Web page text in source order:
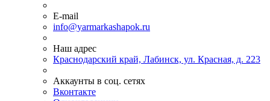
E-mail
info@yarmarkashapok.ru
Наш адрес
Краснодарский край, Лабинск, ул. Красная, д. 223
Аккаунты в соц. сетях
Вконтакте